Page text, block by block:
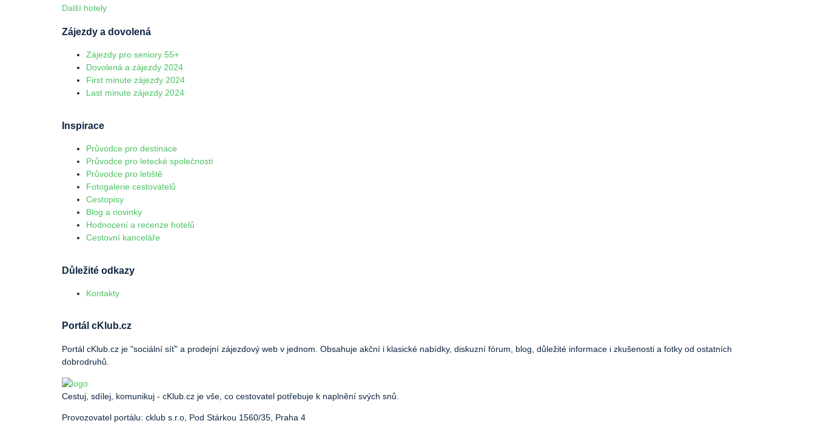
Další hotely
Zájezdy a dovolená
Zájezdy pro seniory 55+
Dovolená a zájezdy 2024
First minute zájezdy 2024
Last minute zájezdy 2024
Inspirace
Průvodce pro destinace
Průvodce pro letecké společnosti
Průvodce pro letiště
Fotogalerie cestovatelů
Cestopisy
Blog a novinky
Hodnocení a recenze hotelů
Cestovní kanceláře
Důležité odkazy
Kontakty
Portál cKlub.cz
Portál cKlub.cz je "sociální síť" a prodejní zájezdový web v jednom. Obsahuje akční i klasické nabídky, diskuzní fórum, blog, důležité informace i zkušenosti a fotky od ostatních
dobrodruhů.
Cestuj, sdílej, komunikuj - cKlub.cz je vše, co cestovatel potřebuje k naplnění svých snů.
Provozovatel portálu: cklub s.r.o, Pod Stárkou 1560/35, Praha 4